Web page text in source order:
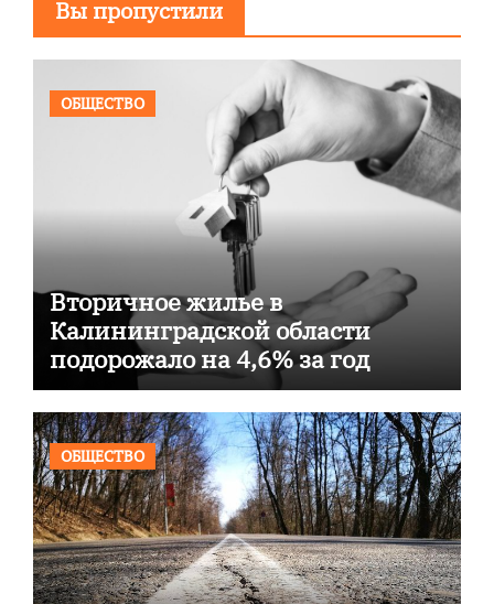
Вы пропустили
ОБЩЕСТВО
Вторичное жилье в
Калининградской области
подорожало на 4,6% за год
ОБЩЕСТВО